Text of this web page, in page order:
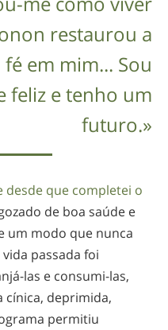
restaurou a
em mim... Sou
feliz e tenho um
futuro.»
desde que completei o
de boa saúde e
um modo que nunca
passada foi
las e consumi-las,
cínica, deprimida,
permitiu